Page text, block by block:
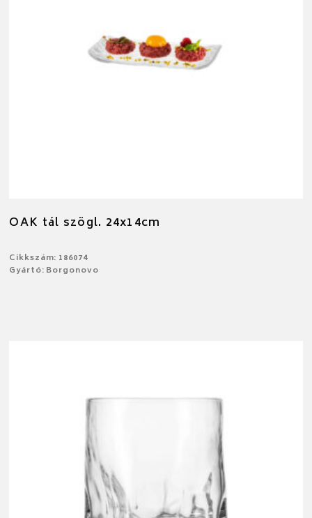
OAK tál szögl. 24x14cm
Cikkszám: 186074
Gyártó: Borgonovo